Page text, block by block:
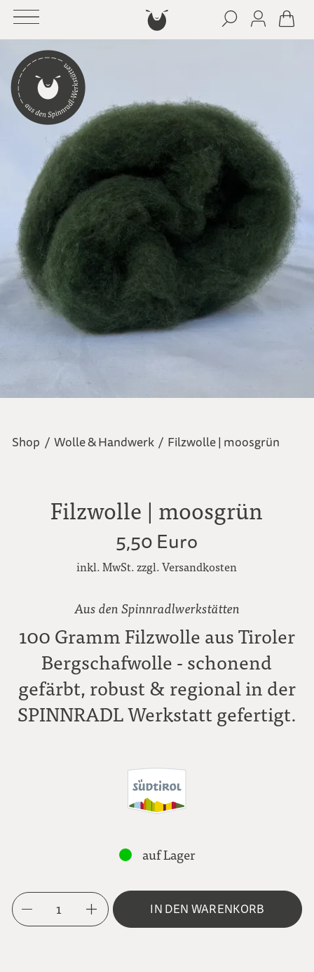
Shop / Wolle & Handwerk / Filzwolle | moosgrün
Filzwolle | moosgrün
5,50 Euro
inkl. MwSt. zzgl. Versandkosten
Aus den Spinnradlwerkstätten
100 Gramm Filzwolle aus Tiroler
Bergschafwolle - schonend
gefärbt, robust & regional in der
SPINNRADL Werkstatt gefertigt.
auf Lager
1 IN DEN WARENKORB